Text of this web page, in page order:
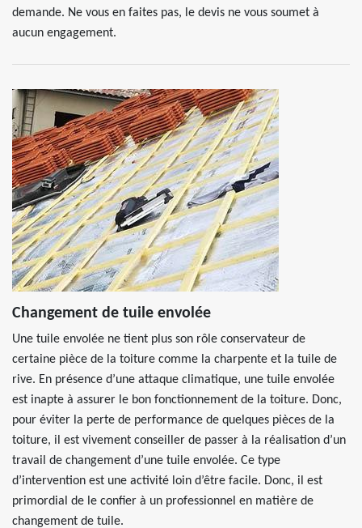
demande. Ne vous en faites pas, le devis ne vous soumet à
aucun engagement.
Changement de tuile envolée
Une tuile envolée ne tient plus son rôle conservateur de
certaine pièce de la toiture comme la charpente et la tuile de
rive. En présence d’une attaque climatique, une tuile envolée
est inapte à assurer le bon fonctionnement de la toiture. Donc,
pour éviter la perte de performance de quelques pièces de la
toiture, il est vivement conseiller de passer à la réalisation d’un
travail de changement d’une tuile envolée. Ce type
d’intervention est une activité loin d’être facile. Donc, il est
primordial de le confier à un professionnel en matière de
changement de tuile.